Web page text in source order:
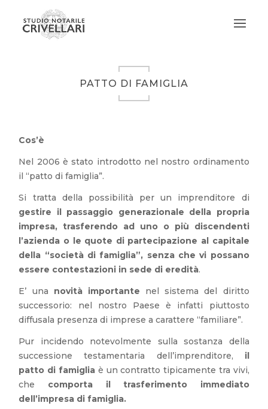
PATTO DI FAMIGLIA
Cos’è
Nel 2006 è stato introdotto nel nostro ordinamento
il “patto di famiglia”.
Si tratta della possibilità per un imprenditore di
gestire il passaggio generazionale della propria
impresa, trasferendo ad uno o più discendenti
l’azienda o le quote di partecipazione al capitale
della “società di famiglia”, senza che vi possano
essere contestazioni in sede di eredità.
E’ una novità importante nel sistema del diritto
successorio: nel nostro Paese è infatti piuttosto
diffusala presenza di imprese a carattere “familiare”.
Pur incidendo notevolmente sulla sostanza della
successione testamentaria dell’imprenditore, il
patto di famigliaè un contratto tipicamente tra vivi,
che comporta il trasferimento immediato
dell’impresa di famiglia.